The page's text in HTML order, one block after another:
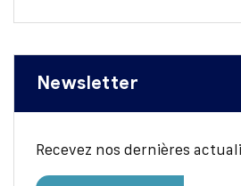
Newsletter
Recevez nos dernières